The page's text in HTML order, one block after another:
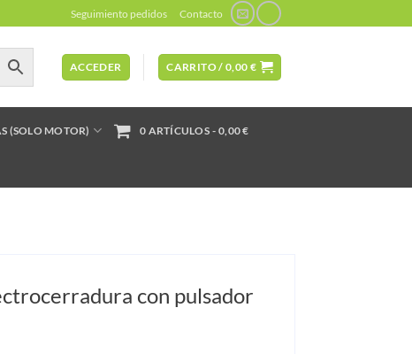
Seguimiento pedidos Contacto
ACCEDER CARRITO / 0,00 €
(SOLO MOTOR) 0 ARTÍCULOS 0,00 €
con pulsador